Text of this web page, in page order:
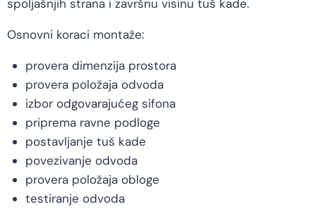
spoljašnjih strana i završnu visinu tuš kade.
Osnovni koraci montaže:
provera dimenzija prostora
provera položaja odvoda
izbor odgovarajućeg sifona
priprema ravne podloge
postavljanje tuš kade
povezivanje odvoda
provera položaja obloge
testiranje odvoda